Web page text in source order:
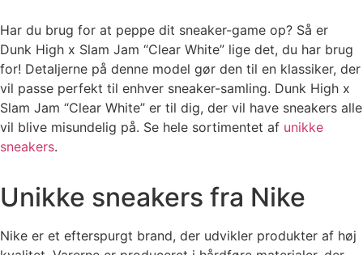
Har du brug for at peppe dit sneaker-game op? Så er
Dunk High x Slam Jam “Clear White” lige det, du har brug
for! Detaljerne på denne model gør den til en klassiker, der
vil passe perfekt til enhver sneaker-samling. Dunk High x
Slam Jam “Clear White” er til dig, der vil have sneakers alle
vil blive misundelig på. Se hele sortimentet af unikke
sneakers.
Unikke sneakers fra Nike
Nike er et efterspurgt brand, der udvikler produkter af høj